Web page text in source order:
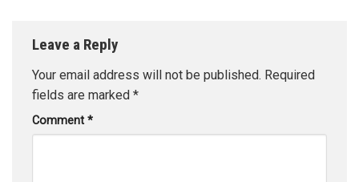
Leave a Reply
Your email address will not be published. Required
fields are marked *
Comment *